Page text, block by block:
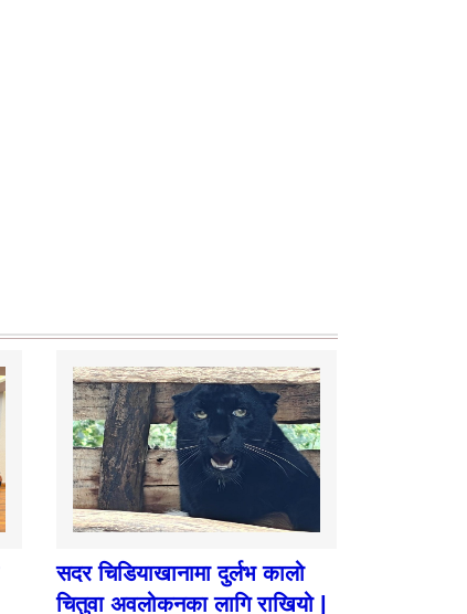
सदर चिडियाखानामा दुर्लभ कालो
चितुवा अवलोकनका लागि राखियो |